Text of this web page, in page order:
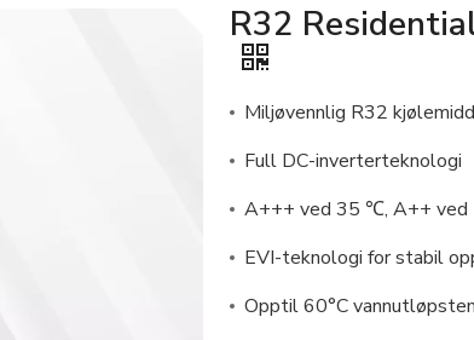
R32
Miljøvennlig R32
Full DC-inverterteknologi
A+++ ved 35 ℃, A++
EVI-teknologi for stabil
Opptil 60°C